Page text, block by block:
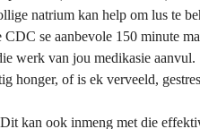
natrium kan help om lus te
se aanbevole 150 minute
werk van jou medikasie aanvul.
honger, of is ek verveeld,
kan ook inmeng met die